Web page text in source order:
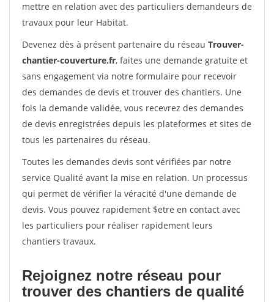
mettre en relation avec des particuliers demandeurs de
travaux pour leur Habitat.
Devenez dès à présent partenaire du réseau Trouver-
chantier-couverture.fr, faites une demande gratuite et
sans engagement via notre formulaire pour recevoir
des demandes de devis et trouver des chantiers. Une
fois la demande validée, vous recevrez des demandes
de devis enregistrées depuis les plateformes et sites de
tous les partenaires du réseau.
Toutes les demandes devis sont vérifiées par notre
service Qualité avant la mise en relation. Un processus
qui permet de vérifier la véracité d'une demande de
devis. Vous pouvez rapidement $etre en contact avec
les particuliers pour réaliser rapidement leurs
chantiers travaux.
Rejoignez notre réseau pour
trouver des chantiers de qualité